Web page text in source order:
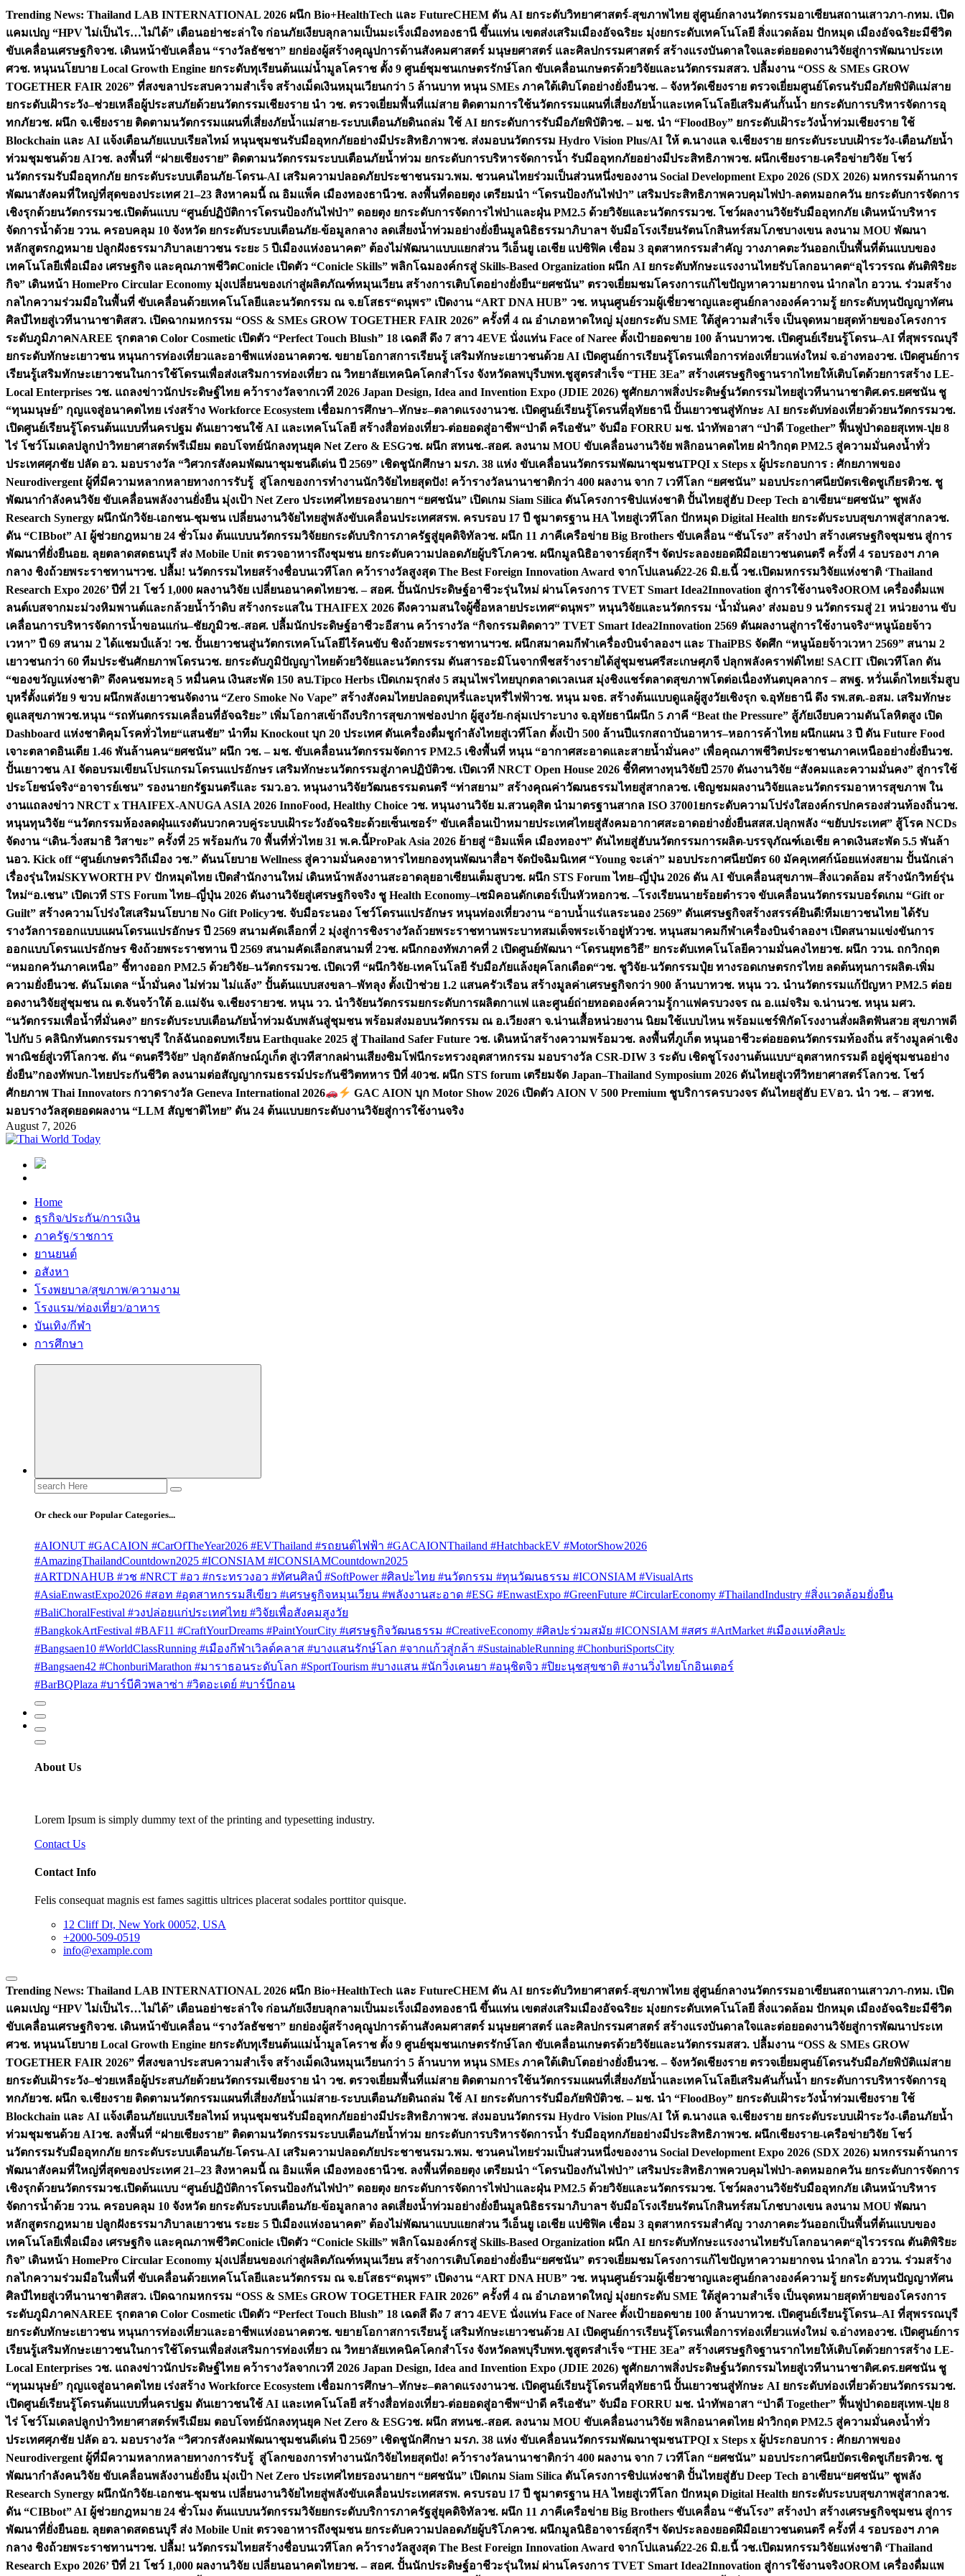
Skip
content
Trending News: Thailand LAB INTERNATIONAL 2026 ผนึก Bio+HealthTech และ FutureCHEM ดัน AI ยกระดับวิทยาศาสตร์-สุขภาพไทย สู่ศูนย์กลางนวัตกรรมอาเซียนสถานเสาวภา-กทม. เปิด
แคมเปญ “HPV ไม่เป็นไร…ไม่ได้” เตือนอย่าชะล่าใจ ก่อนภัยเงียบลุกลามเป็นมะเร็งเมืองทองธานี ขึ้นแท่น เขตส่งเสริมเมืองอัจฉริยะ มุ่งยกระดับเทคโนโลยี สิ่งแวดล้อม ปักหมุด เมืองอัจฉริยะมีชีวิต
ขับเคลื่อนเศรษฐกิจวช. เดินหน้าขับเคลื่อน “รางวัลธัชชา” ยกย่องผู้สร้างคุณูปการด้านสังคมศาสตร์ มนุษยศาสตร์ และศิลปกรรมศาสตร์ สร้างแรงบันดาลใจและต่อยอดงานวิจัยสู่การพัฒนาประเท
ศวช. หนุนนโยบาย Local Growth Engine ยกระดับทุเรียนต้นแม่น้ำมูลโคราช ตั้ง 9 ศูนย์ชุมชนเกษตรรักษ์โลก ขับเคลื่อนเกษตรด้วยวิจัยและนวัตกรรมสสว. ปลื้มงาน “OSS & SMEs GROW
TOGETHER FAIR 2026” ที่สงขลาประสบความสำเร็จ สร้างเม็ดเงินหมุนเวียนกว่า 5 ล้านบาท หนุน SMEs ภาคใต้เติบโตอย่างยั่งยืนวช. – จังหวัดเชียงราย ตรวจเยี่ยมศูนย์โดรนรับมือภัยพิบัติแม่สาย
ยกระดับเฝ้าระวัง–ช่วยเหลือผู้ประสบภัยด้วยนวัตกรรมเชียงราย นำ วช. ตรวจเยี่ยมพื้นที่แม่สาย ติดตามการใช้นวัตกรรมแผนที่เสี่ยงภัยน้ำและเทคโนโลยีเสริมคันกั้นน้ำ ยกระดับการบริหารจัดการอุ
ทกภัยวช. ผนึก จ.เชียงราย ติดตามนวัตกรรมแผนที่เสี่ยงภัยน้ำแม่สาย-ระบบเตือนภัยดินถล่ม ใช้ AI ยกระดับการรับมือภัยพิบัติวช. – มช. นำ “FloodBoy” ยกระดับเฝ้าระวังน้ำท่วมเชียงราย ใช้
Blockchain และ AI แจ้งเตือนภัยแบบเรียลไทม์ หนุนชุมชนรับมืออุทกภัยอย่างมีประสิทธิภาพวช. ส่งมอบนวัตกรรม Hydro Vision Plus/AI ให้ ต.นางแล จ.เชียงราย ยกระดับระบบเฝ้าระวัง-เตือนภัยน้ำ
ท่วมชุมชนด้วย AIวช. ลงพื้นที่ “ฝายเชียงราย” ติดตามนวัตกรรมระบบเตือนภัยน้ำท่วม ยกระดับการบริหารจัดการน้ำ รับมืออุทกภัยอย่างมีประสิทธิภาพวช. ผนึกเชียงราย-เครือข่ายวิจัย โชว์
นวัตกรรมรับมืออุทกภัย ยกระดับระบบเตือนภัย-โดรน-AI เสริมความปลอดภัยประชาชนรมว.พม. ชวนคนไทยร่วมเป็นส่วนหนึ่งของงาน Social Development Expo 2026 (SDX 2026) มหกรรมด้านการ
พัฒนาสังคมที่ใหญ่ที่สุดของประเทศ 21–23 สิงหาคมนี้ ณ อิมแพ็ค เมืองทองธานีวช. ลงพื้นที่ดอยตุง เตรียมนำ “โดรนป้องกันไฟป่า” เสริมประสิทธิภาพควบคุมไฟป่า-ลดหมอกควัน ยกระดับการจัดการ
เชิงรุกด้วยนวัตกรรมวช.เปิดต้นแบบ “ศูนย์ปฏิบัติการโดรนป้องกันไฟป่า” ดอยตุง ยกระดับการจัดการไฟป่าและฝุ่น PM2.5 ด้วยวิจัยและนวัตกรรมวช. โชว์ผลงานวิจัยรับมืออุทกภัย เดินหน้าบริหาร
จัดการน้ำด้วย ววน. ครอบคลุม 10 จังหวัด ยกระดับระบบเตือนภัย-ข้อมูลกลาง ลดเสี่ยงน้ำท่วมอย่างยั่งยืนมูลนิธิธรรมาภิบาลฯ จับมือโรงเรียนรัตนโกสินทร์สมโภชบางเขน ลงนาม MOU พัฒนา
หลักสูตรกฎหมาย ปลูกฝังธรรมาภิบาลเยาวชน ระยะ 5 ปีเมืองแห่งอนาคต” ต้องไม่พัฒนาแบบแยกส่วน วีเอ็นยู เอเชีย แปซิฟิค เชื่อม 3 อุตสาหกรรมสำคัญ วางภาคตะวันออกเป็นพื้นที่ต้นแบบของ
เทคโนโลยีเพื่อเมือง เศรษฐกิจ และคุณภาพชีวิตConicle เปิดตัว “Conicle Skills” พลิกโฉมองค์กรสู่ Skills-Based Organization ผนึก AI ยกระดับทักษะแรงงานไทยรับโลกอนาคต“อุไรวรรณ ตันติพิริยะ
กิจ” เดินหน้า HomePro Circular Economy มุ่งเปลี่ยนของเก่าสู่ผลิตภัณฑ์หมุนเวียน สร้างการเติบโตอย่างยั่งยืน“ยศชนัน” ตรวจเยี่ยมชมโครงการแก้ไขปัญหาความยากจน นำกลไก อววน. ร่วมสร้าง
กลไกความร่วมมือในพื้นที่ ขับเคลื่อนด้วยเทคโนโลยีและนวัตกรรม ณ จ.ยโสธร“ดนุพร” เปิดงาน “ART DNA HUB” วช. หนุนศูนย์รวมผู้เชี่ยวชาญและศูนย์กลางองค์ความรู้ ยกระดับทุนปัญญาทัศน
ศิลป์ไทยสู่เวทีนานาชาติสสว. เปิดฉากมหกรรม “OSS & SMEs GROW TOGETHER FAIR 2026” ครั้งที่ 4 ณ อำเภอหาดใหญ่ มุ่งยกระดับ SME ใต้สู่ความสำเร็จ เป็นจุดหมายสุดท้ายของโครงการ
ระดับภูมิภาคNAREE รุกตลาด Color Cosmetic เปิดตัว “Perfect Touch Blush” 18 เฉดสี ดึง 7 สาว 4EVE นั่งแท่น Face of Naree ตั้งเป้ายอดขาย 100 ล้านบาทวช. เปิดศูนย์เรียนรู้โดรน–AI ที่สุพรรณบุรี
ยกระดับทักษะเยาวชน หนุนการท่องเที่ยวและอาชีพแห่งอนาคตวช. ขยายโอกาสการเรียนรู้ เสริมทักษะเยาวชนด้วย AI เปิดศูนย์การเรียนรู้โดรนเพื่อการท่องเที่ยวแห่งใหม่ จ.อ่างทองวช. เปิดศูนย์การ
เรียนรู้เสริมทักษะเยาวชนในการใช้โดรนเพื่อส่งเสริมการท่องเที่ยว ณ วิทยาลัยเทคนิคโคกสำโรง จังหวัดลพบุรีบพท.ชูสูตรสำเร็จ “THE 3Ea” สร้างเศรษฐกิจฐานรากไทยให้เติบโตด้วยการสร้าง LE-
Local Enterprises วช. แถลงข่าวนักประดิษฐ์ไทย คว้ารางวัลจากเวที 2026 Japan Design, Idea and Invention Expo (JDIE 2026) ชูศักยภาพสิ่งประดิษฐ์นวัตกรรมไทยสู่เวทีนานาชาติศ.ดร.ยศชนัน ชู
“ทุนมนุษย์” กุญแจสู่อนาคตไทย เร่งสร้าง Workforce Ecosystem เชื่อมการศึกษา–ทักษะ–ตลาดแรงงานวช. เปิดศูนย์เรียนรู้โดรนที่อุทัยธานี ปั้นเยาวชนสู่ทักษะ AI ยกระดับท่องเที่ยวด้วยนวัตกรรมวช.
เปิดศูนย์เรียนรู้โดรนต้นแบบที่นครปฐม ดันเยาวชนใช้ AI และเทคโนโลยี สร้างสื่อท่องเที่ยว-ต่อยอดสู่อาชีพ“ป่าดี ครีเอชัน” จับมือ FORRU มช. นำทัพอาสา “ป่าดี Together” ฟื้นฟูป่าดอยสุเทพ-ปุย 8
ไร่ โชว์โมเดลปลูกป่าวิทยาศาสตร์พรีเมียม ตอบโจทย์นักลงทุนยุค Net Zero & ESGวช. ผนึก สทนช.-สอศ. ลงนาม MOU ขับเคลื่อนงานวิจัย พลิกอนาคตไทย ฝ่าวิกฤต PM2.5 สู่ความมั่นคงน้ำทั่ว
ประเทศศุภชัย ปลัด อว. มอบรางวัล “วิศวกรสังคมพัฒนาชุมชนดีเด่น ปี 2569” เชิดชูนักศึกษา มรภ. 38 แห่ง ขับเคลื่อนนวัตกรรมพัฒนาชุมชนTPQI x Steps x ผู้ประกอบการ : ศักยภาพของ
Neurodivergent ผู้ที่มีความหลากหลายทางการรับรู้ สู่โลกของการทำงานนักวิจัยไทยสุดปัง! คว้ารางวัลนานาชาติกว่า 400 ผลงาน จาก 7 เวทีโลก “ยศชนัน” มอบประกาศนียบัตรเชิดชูเกียรติวช. ชู
พัฒนากำลังคนวิจัย ขับเคลื่อนพลังงานยั่งยืน มุ่งเป้า Net Zero ประเทศไทยรองนายกฯ “ยศชนัน” เปิดเกม Siam Silica ดันโครงการชิปแห่งชาติ ปั้นไทยสู่ฮับ Deep Tech อาเซียน“ยศชนัน” ชูพลัง
Research Synergy ผนึกนักวิจัย-เอกชน-ชุมชน เปลี่ยนงานวิจัยไทยสู่พลังขับเคลื่อนประเทศสรพ. ครบรอบ 17 ปี ชูมาตรฐาน HA ไทยสู่เวทีโลก ปักหมุด Digital Health ยกระดับระบบสุขภาพสู่สากลวช.
ดัน “CIBbot” AI ผู้ช่วยกฎหมาย 24 ชั่วโมง ต้นแบบนวัตกรรมวิจัยยกระดับบริการภาครัฐสู่ยุคดิจิทัลวช. ผนึก 11 ภาคีเครือข่าย Big Brothers ขับเคลื่อน “ชันโรง” สร้างป่า สร้างเศรษฐกิจชุมชน สู่การ
พัฒนาที่ยั่งยืนอย. ลุยตลาดสดธนบุรี ส่ง Mobile Unit ตรวจอาหารถึงชุมชน ยกระดับความปลอดภัยผู้บริโภควช. ผนึกมูลนิธิอาจารย์สุกรีฯ จัดประลองยอดฝีมือเยาวชนดนตรี ครั้งที่ 4 รอบรองฯ ภาค
กลาง ชิงถ้วยพระราชทานฯวช. ปลื้ม! นวัตกรรมไทยสร้างชื่อบนเวทีโลก คว้ารางวัลสูงสุด The Best Foreign Innovation Award จากโปแลนด์22-26 มิ.ย.นี้ วช.เปิดมหกรรมวิจัยแห่งชาติ ‘Thailand
Research Expo 2026’ ปีที่ 21 โชว์ 1,000 ผลงานวิจัย เปลี่ยนอนาคตไทยวช. – สอศ. ปั้นนักประดิษฐ์อาชีวะรุ่นใหม่ ผ่านโครงการ TVET Smart Idea2Innovation สู่การใช้งานจริงOROM เครื่องดื่มแพ
ลนต์เบสจากมะม่วงหิมพานต์และกล้วยน้ำว้าดิบ สร้างกระแสใน THAIFEX 2026 ดึงความสนใจผู้ซื้อหลายประเทศ“ดนุพร” หนุนวิจัยและนวัตกรรม ‘น้ำมั่นคง’ ส่งมอบ 9 นวัตกรรมสู่ 21 หน่วยงาน ขับ
เคลื่อนการบริหารจัดการน้ำขอนแก่น–ชัยภูมิวช.-สอศ. ปลื้มนักประดิษฐ์อาชีวะอีสาน คว้ารางวัล “กิจกรรมติดดาว” TVET Smart Idea2Innovation 2569 ดันผลงานสู่การใช้งานจริง“หนูน้อยจ้าว
เวหา” ปี 69 สนาม 2 ได้แชมป์แล้ว! วช. ปั้นเยาวชนสู่นวัตกรเทคโนโลยีไร้คนขับ ชิงถ้วยพระราชทานฯวช. ผนึกสมาคมกีฬาเครื่องบินจำลองฯ และ ThaiPBS จัดศึก “หนูน้อยจ้าวเวหา 2569” สนาม 2
เยาวชนกว่า 60 ทีมประชันศักยภาพโดรนวช. ยกระดับภูมิปัญญาไทยด้วยวิจัยและนวัตกรรม ดันสารอะมิโนจากพืชสร้างรายได้สู่ชุมชนศรีสะเกษศุภจี ปลุกพลังคราฟต์ไทย! SACIT เปิดเวทีโลก ดัน
“ของขวัญแห่งชาติ” ดึงคนชมทะลุ 5 หมื่นคน เงินสะพัด 150 ลบ.Tipco Herbs เปิดเกมรุกส่ง 5 สมุนไพรไทยบุกตลาดเวลเนส มุ่งชิงแชร์ตลาดสุขภาพโตต่อเนื่องทันตบุคลากร – สพฐ. หวั่นเด็กไทยเริ่มสูบ
บุหรี่ตั้งแต่วัย 9 ขวบ ผนึกพลังเยาวชนจัดงาน “Zero Smoke No Vape” สร้างสังคมไทยปลอดบุหรี่และบุหรี่ไฟฟ้าวช. หนุน มจธ. สร้างต้นแบบดูแลผู้สูงวัยเชิงรุก จ.อุทัยธานี ดึง รพ.สต.-อสม. เสริมทักษะ
ดูแลสุขภาพวช.หนุน “รถทันตกรรมเคลื่อนที่อัจฉริยะ” เพิ่มโอกาสเข้าถึงบริการสุขภาพช่องปาก ผู้สูงวัย-กลุ่มเปราะบาง จ.อุทัยธานีผนึก 5 ภาคี “Beat the Pressure” สู้ภัยเงียบความดันโลหิตสูง เปิด
Dashboard แห่งชาติคุมโรคทั่วไทย“แสนชัย” นำทีม Knockout บุก 20 ประเทศ ดันเครื่องดื่มชูกำลังไทยสู่เวทีโลก ตั้งเป้า 500 ล้านปีแรกสถาบันอาหาร–หอการค้าไทย ผนึกแผน 3 ปี ดัน Future Food
เจาะตลาดอินเดีย 1.46 พันล้านคน“ยศชนัน” ผนึก วช. – มช. ขับเคลื่อนนวัตกรรมจัดการ PM2.5 เชิงพื้นที่ หนุน “อากาศสะอาดและสายน้ำมั่นคง” เพื่อคุณภาพชีวิตประชาชนภาคเหนืออย่างยั่งยืนวช.
ปั้นเยาวชน AI จัดอบรมเขียนโปรแกรมโดรนแปรอักษร เสริมทักษะนวัตกรรมสู่ภาคปฏิบัติวช. เปิดเวที NRCT Open House 2026 ชี้ทิศทางทุนวิจัยปี 2570 ดันงานวิจัย “สังคมและความมั่นคง” สู่การใช้
ประโยชน์จริง“อาจารย์เชน” รองนายกรัฐมนตรีและ รมว.อว. หนุนงานวิจัยวัฒนธรรมดนตรี “ท่าสยาม” สร้างคุณค่าวัฒนธรรมไทยสู่สากลวช. เชิญชมผลงานวิจัยและนวัตกรรมอาหารสุขภาพ ใน
งานแถลงข่าว NRCT x THAIFEX-ANUGA ASIA 2026 InnoFood, Healthy Choice วช. หนุนงานวิจัย ม.สวนดุสิต นำมาตรฐานสากล ISO 37001ยกระดับความโปร่งใสองค์กรปกครองส่วนท้องถิ่นวช.
หนุนทุนวิจัย “นวัตกรรมห้องลดฝุ่นแรงดันบวกควบคู่ระบบเฝ้าระวังอัจฉริยะด้วยเซ็นเซอร์” ขับเคลื่อนเป้าหมายประเทศไทยสู่สังคมอากาศสะอาดอย่างยั่งยืนสสส.ปลุกพลัง “ขยับประเทศ” สู้โรค NCDs
จัดงาน “เดิน-วิ่งสมาธิ วิสาขะ” ครั้งที่ 25 พร้อมกัน 70 พื้นที่ทั่วไทย 31 พ.ค.นี้ProPak Asia 2026 ย้ายสู่ “อิมแพ็ค เมืองทองฯ” ดันไทยสู่ฮับนวัตกรรมการผลิต-บรรจุภัณฑ์เอเชีย คาดเงินสะพัด 5.5 พันล้า
นอว. Kick off “ศูนย์เกษตรวิถีเมือง วช.” ดันนโยบาย Wellness สู่ความมั่นคงอาหารไทยกองทุนพัฒนาสื่อฯ จัดปัจฉิมนิเทศ “Young จะเล่า” มอบประกาศนียบัตร 60 มัคคุเทศก์น้อยแห่งสยาม ปั้นนักเล่า
เรื่องรุ่นใหม่SKYWORTH PV ปักหมุดไทย เปิดสำนักงานใหม่ เดินหน้าพลังงานสะอาดลุยอาเซียนเต็มสูบวช. ผนึก STS Forum ไทย–ญี่ปุ่น 2026 ดัน AI ขับเคลื่อนสุขภาพ–สิ่งแวดล้อม สร้างนักวิทย์รุ่น
ใหม่“อ.เชน” เปิดเวที STS Forum ไทย–ญี่ปุ่น 2026 ดันงานวิจัยสู่เศรษฐกิจจริง ชู Health Economy–เซมิคอนดักเตอร์เป็นหัวหอกวช. –โรงเรียนนายร้อยตำรวจ ขับเคลื่อนนวัตกรรมบอร์ดเกม “Gift or
Guilt” สร้างความโปร่งใสเสริมนโยบาย No Gift Policyวช. จับมือระนอง โชว์โดรนแปรอักษร หนุนท่องเที่ยวงาน “อาบน้ำแร่แลระนอง 2569” ดันเศรษฐกิจสร้างสรรค์ยินดี!ทีมเยาวชนไทย ได้รับ
รางวัลการออกแบบแผนโดรนแปรอักษร ปี 2569 สนามคัดเลือกที่ 2 มุ่งสู่การชิงรางวัลถ้วยพระราชทานพระบาทสมเด็จพระเจ้าอยู่หัววช. หนุนสมาคมกีฬาเครื่องบินจำลองฯ เปิดสนามแข่งขันการ
ออกแบบโดรนแปรอักษร ชิงถ้วยพระราชทาน ปี 2569 สนามคัดเลือกสนามที่ 2วช. ผนึกกองทัพภาคที่ 2 เปิดศูนย์พัฒนา “โดรนยุทธวิธี” ยกระดับเทคโนโลยีความมั่นคงไทยวช. ผนึก ววน. ถกวิกฤต
“หมอกควันภาคเหนือ” ชี้ทางออก PM2.5 ด้วยวิจัย–นวัตกรรมวช. เปิดเวที “ผนึกวิจัย-เทคโนโลยี รับมือภัยแล้งยุคโลกเดือด“วช. ชูวิจัย-นวัตกรรมปุ๋ย ทางรอดเกษตรกรไทย ลดต้นทุนการผลิต-เพิ่ม
ความยั่งยืนวช. ดันโมเดล “น้ำมั่นคง ไม่ท่วม ไม่แล้ง” ปั้นต้นแบบสงขลา–พัทลุง ตั้งเป้าช่วย 1.2 แสนครัวเรือน สร้างมูลค่าเศรษฐกิจกว่า 900 ล้านบาทวช. หนุน วว. นำนวัตกรรมแก้ปัญหา PM2.5 ต่อย
อดงานวิจัยสู่ชุมชน ณ ต.จันจว้าใต้ อ.แม่จัน จ.เชียงรายวช. หนุน วว. นำวิจัยนวัตกรรมยกระดับการผลิตกาแฟ และศูนย์ถ่ายทอดองค์ความรู้กาแฟครบวงจร ณ อ.แม่จริม จ.น่านวช. หนุน มศว.
“นวัตกรรมเพื่อน้ำที่มั่นคง” ยกระดับระบบเตือนภัยน้ำท่วมฉับพลันสู่ชุมชน พร้อมส่งมอบนวัตกรรม ณ อ.เวียงสา จ.น่านเสื้อหน่วยงาน นิยมใช้แบบไหน พร้อมแชร์พิกัดโรงงานสั่งผลิตฟันสวย สุขภาพดี
ไปกับ 5 คลินิกทันตกรรมราชบุรี ใกล้ฉันถอดบทเรียน Earthquake 2025 สู่ Thailand Safer Future วช. เดินหน้าสร้างความพร้อมวช. ลงพื้นที่ภูเก็ต หนุนอาชีวะต่อยอดนวัตกรรมท้องถิ่น สร้างมูลค่าเชิง
พาณิชย์สู่เวทีโลกวช. ดัน “ดนตรีวิจัย” ปลุกอัตลักษณ์ภูเก็ต สู่เวทีสากลผ่านเสียงซิมโฟนีกระทรวงอุตสาหกรรม มอบรางวัล CSR-DIW 3 ระดับ เชิดชูโรงงานต้นแบบ“อุตสาหกรรมดี อยู่คู่ชุมชนอย่าง
ยั่งยืน”กองทัพบก-ไทยประกันชีวิต ลงนามต่อสัญญากรมธรรม์ประกันชีวิตทหาร ปีที่ 40วช. ผนึก STS forum เตรียมจัด Japan–Thailand Symposium 2026 ดันไทยสู่เวทีวิทยาศาสตร์โลกวช. โชว์
ศักยภาพ Thai Innovators กวาดรางวัล Geneva International 2026
GAC AION บุก Motor Show 2026 เปิดตัว AION V 500 Premium ชูบริการครบวงจร ดันไทยสู่ฮับ EVอว. นำ วช. – สวทช.
มอบรางวัลสุดยอดผลงาน “LLM สัญชาติไทย” ดัน 24 ต้นแบบยกระดับงานวิจัยสู่การใช้งานจริง
August 7, 2026
Home
ธุรกิจ/ประกัน/การเงิน
ภาครัฐ/ราชการ
ยานยนต์
อสังหา
โรงพยบาล/สุขภาพ/ความงาม
โรงแรม/ท่องเที่ยว/อาหาร
บันเทิง/กีฬา
การศึกษา
Search
for:
Or check our Popular Categories...
#AIONUT #GACAION #CarOfTheYear2026 #EVThailand #รถยนต์ไฟฟ้า #GACAIONThailand #HatchbackEV #MotorShow2026
#AmazingThailandCountdown2025 #ICONSIAM #ICONSIAMCountdown2025
#ARTDNAHUB #วช #NRCT #อว #กระทรวงอว #ทัศนศิลป์ #SoftPower #ศิลปะไทย #นวัตกรรม #ทุนวัฒนธรรม #ICONSIAM #VisualArts
#AsiaEnwastExpo2026 #สอท #อุตสาหกรรมสีเขียว #เศรษฐกิจหมุนเวียน #พลังงานสะอาด #ESG #EnwastExpo #GreenFuture #CircularEconomy #ThailandIndustry #สิ่งแวดล้อมยั่งยืน
#BaliChoralFestival #วงปล่อยแก่ประเทศไทย #วิจัยเพื่อสังคมสูงวัย
#BangkokArtFestival #BAF11 #CraftYourDreams #PaintYourCity #เศรษฐกิจวัฒนธรรม #CreativeEconomy #ศิลปะร่วมสมัย #ICONSIAM #สศร #ArtMarket #เมืองแห่งศิลปะ
#Bangsaen10 #WorldClassRunning #เมืองกีฬาเวิลด์คลาส #บางแสนรักษ์โลก #จากแก้วสู่กล้า #SustainableRunning #ChonburiSportsCity
#Bangsaen42 #ChonburiMarathon #มาราธอนระดับโลก #SportTourism #บางแสน #นักวิ่งเคนยา #อนุชิตจิว #ปิยะนุชสุขชาติ #งานวิ่งไทยโกอินเตอร์
#BarBQPlaza #บาร์บีคิวพลาซ่า #วิตอะเดย์ #บาร์บีกอน
About Us
Lorem Ipsum is simply dummy text of the printing and typesetting industry.
Contact Us
Contact Info
Felis consequat magnis est fames sagittis ultrices placerat sodales porttitor quisque.
12 Cliff Dt, New York 00052, USA
+2000-509-0519
info@example.com
Trending News: Thailand LAB INTERNATIONAL 2026 ผนึก Bio+HealthTech และ FutureCHEM ดัน AI ยกระดับวิทยาศาสตร์-สุขภาพไทย สู่ศูนย์กลางนวัตกรรมอาเซียนสถานเสาวภา-กทม. เปิด
แคมเปญ “HPV ไม่เป็นไร…ไม่ได้” เตือนอย่าชะล่าใจ ก่อนภัยเงียบลุกลามเป็นมะเร็งเมืองทองธานี ขึ้นแท่น เขตส่งเสริมเมืองอัจฉริยะ มุ่งยกระดับเทคโนโลยี สิ่งแวดล้อม ปักหมุด เมืองอัจฉริยะมีชีวิต
ขับเคลื่อนเศรษฐกิจวช. เดินหน้าขับเคลื่อน “รางวัลธัชชา” ยกย่องผู้สร้างคุณูปการด้านสังคมศาสตร์ มนุษยศาสตร์ และศิลปกรรมศาสตร์ สร้างแรงบันดาลใจและต่อยอดงานวิจัยสู่การพัฒนาประเท
ศวช. หนุนนโยบาย Local Growth Engine ยกระดับทุเรียนต้นแม่น้ำมูลโคราช ตั้ง 9 ศูนย์ชุมชนเกษตรรักษ์โลก ขับเคลื่อนเกษตรด้วยวิจัยและนวัตกรรมสสว. ปลื้มงาน “OSS & SMEs GROW
TOGETHER FAIR 2026” ที่สงขลาประสบความสำเร็จ สร้างเม็ดเงินหมุนเวียนกว่า 5 ล้านบาท หนุน SMEs ภาคใต้เติบโตอย่างยั่งยืนวช. – จังหวัดเชียงราย ตรวจเยี่ยมศูนย์โดรนรับมือภัยพิบัติแม่สาย
ยกระดับเฝ้าระวัง–ช่วยเหลือผู้ประสบภัยด้วยนวัตกรรมเชียงราย นำ วช. ตรวจเยี่ยมพื้นที่แม่สาย ติดตามการใช้นวัตกรรมแผนที่เสี่ยงภัยน้ำและเทคโนโลยีเสริมคันกั้นน้ำ ยกระดับการบริหารจัดการอุ
ทกภัยวช. ผนึก จ.เชียงราย ติดตามนวัตกรรมแผนที่เสี่ยงภัยน้ำแม่สาย-ระบบเตือนภัยดินถล่ม ใช้ AI ยกระดับการรับมือภัยพิบัติวช. – มช. นำ “FloodBoy” ยกระดับเฝ้าระวังน้ำท่วมเชียงราย ใช้
Blockchain และ AI แจ้งเตือนภัยแบบเรียลไทม์ หนุนชุมชนรับมืออุทกภัยอย่างมีประสิทธิภาพวช. ส่งมอบนวัตกรรม Hydro Vision Plus/AI ให้ ต.นางแล จ.เชียงราย ยกระดับระบบเฝ้าระวัง-เตือนภัยน้ำ
ท่วมชุมชนด้วย AIวช. ลงพื้นที่ “ฝายเชียงราย” ติดตามนวัตกรรมระบบเตือนภัยน้ำท่วม ยกระดับการบริหารจัดการน้ำ รับมืออุทกภัยอย่างมีประสิทธิภาพวช. ผนึกเชียงราย-เครือข่ายวิจัย โชว์
นวัตกรรมรับมืออุทกภัย ยกระดับระบบเตือนภัย-โดรน-AI เสริมความปลอดภัยประชาชนรมว.พม. ชวนคนไทยร่วมเป็นส่วนหนึ่งของงาน Social Development Expo 2026 (SDX 2026) มหกรรมด้านการ
พัฒนาสังคมที่ใหญ่ที่สุดของประเทศ 21–23 สิงหาคมนี้ ณ อิมแพ็ค เมืองทองธานีวช. ลงพื้นที่ดอยตุง เตรียมนำ “โดรนป้องกันไฟป่า” เสริมประสิทธิภาพควบคุมไฟป่า-ลดหมอกควัน ยกระดับการจัดการ
เชิงรุกด้วยนวัตกรรมวช.เปิดต้นแบบ “ศูนย์ปฏิบัติการโดรนป้องกันไฟป่า” ดอยตุง ยกระดับการจัดการไฟป่าและฝุ่น PM2.5 ด้วยวิจัยและนวัตกรรมวช. โชว์ผลงานวิจัยรับมืออุทกภัย เดินหน้าบริหาร
จัดการน้ำด้วย ววน. ครอบคลุม 10 จังหวัด ยกระดับระบบเตือนภัย-ข้อมูลกลาง ลดเสี่ยงน้ำท่วมอย่างยั่งยืนมูลนิธิธรรมาภิบาลฯ จับมือโรงเรียนรัตนโกสินทร์สมโภชบางเขน ลงนาม MOU พัฒนา
หลักสูตรกฎหมาย ปลูกฝังธรรมาภิบาลเยาวชน ระยะ 5 ปีเมืองแห่งอนาคต” ต้องไม่พัฒนาแบบแยกส่วน วีเอ็นยู เอเชีย แปซิฟิค เชื่อม 3 อุตสาหกรรมสำคัญ วางภาคตะวันออกเป็นพื้นที่ต้นแบบของ
เทคโนโลยีเพื่อเมือง เศรษฐกิจ และคุณภาพชีวิตConicle เปิดตัว “Conicle Skills” พลิกโฉมองค์กรสู่ Skills-Based Organization ผนึก AI ยกระดับทักษะแรงงานไทยรับโลกอนาคต“อุไรวรรณ ตันติพิริยะ
กิจ” เดินหน้า HomePro Circular Economy มุ่งเปลี่ยนของเก่าสู่ผลิตภัณฑ์หมุนเวียน สร้างการเติบโตอย่างยั่งยืน“ยศชนัน” ตรวจเยี่ยมชมโครงการแก้ไขปัญหาความยากจน นำกลไก อววน. ร่วมสร้าง
กลไกความร่วมมือในพื้นที่ ขับเคลื่อนด้วยเทคโนโลยีและนวัตกรรม ณ จ.ยโสธร“ดนุพร” เปิดงาน “ART DNA HUB” วช. หนุนศูนย์รวมผู้เชี่ยวชาญและศูนย์กลางองค์ความรู้ ยกระดับทุนปัญญาทัศน
ศิลป์ไทยสู่เวทีนานาชาติสสว. เปิดฉากมหกรรม “OSS & SMEs GROW TOGETHER FAIR 2026” ครั้งที่ 4 ณ อำเภอหาดใหญ่ มุ่งยกระดับ SME ใต้สู่ความสำเร็จ เป็นจุดหมายสุดท้ายของโครงการ
ระดับภูมิภาคNAREE รุกตลาด Color Cosmetic เปิดตัว “Perfect Touch Blush” 18 เฉดสี ดึง 7 สาว 4EVE นั่งแท่น Face of Naree ตั้งเป้ายอดขาย 100 ล้านบาทวช. เปิดศูนย์เรียนรู้โดรน–AI ที่สุพรรณบุรี
ยกระดับทักษะเยาวชน หนุนการท่องเที่ยวและอาชีพแห่งอนาคตวช. ขยายโอกาสการเรียนรู้ เสริมทักษะเยาวชนด้วย AI เปิดศูนย์การเรียนรู้โดรนเพื่อการท่องเที่ยวแห่งใหม่ จ.อ่างทองวช. เปิดศูนย์การ
เรียนรู้เสริมทักษะเยาวชนในการใช้โดรนเพื่อส่งเสริมการท่องเที่ยว ณ วิทยาลัยเทคนิคโคกสำโรง จังหวัดลพบุรีบพท.ชูสูตรสำเร็จ “THE 3Ea” สร้างเศรษฐกิจฐานรากไทยให้เติบโตด้วยการสร้าง LE-
Local Enterprises วช. แถลงข่าวนักประดิษฐ์ไทย คว้ารางวัลจากเวที 2026 Japan Design, Idea and Invention Expo (JDIE 2026) ชูศักยภาพสิ่งประดิษฐ์นวัตกรรมไทยสู่เวทีนานาชาติศ.ดร.ยศชนัน ชู
“ทุนมนุษย์” กุญแจสู่อนาคตไทย เร่งสร้าง Workforce Ecosystem เชื่อมการศึกษา–ทักษะ–ตลาดแรงงานวช. เปิดศูนย์เรียนรู้โดรนที่อุทัยธานี ปั้นเยาวชนสู่ทักษะ AI ยกระดับท่องเที่ยวด้วยนวัตกรรมวช.
เปิดศูนย์เรียนรู้โดรนต้นแบบที่นครปฐม ดันเยาวชนใช้ AI และเทคโนโลยี สร้างสื่อท่องเที่ยว-ต่อยอดสู่อาชีพ“ป่าดี ครีเอชัน” จับมือ FORRU มช. นำทัพอาสา “ป่าดี Together” ฟื้นฟูป่าดอยสุเทพ-ปุย 8
ไร่ โชว์โมเดลปลูกป่าวิทยาศาสตร์พรีเมียม ตอบโจทย์นักลงทุนยุค Net Zero & ESGวช. ผนึก สทนช.-สอศ. ลงนาม MOU ขับเคลื่อนงานวิจัย พลิกอนาคตไทย ฝ่าวิกฤต PM2.5 สู่ความมั่นคงน้ำทั่ว
ประเทศศุภชัย ปลัด อว. มอบรางวัล “วิศวกรสังคมพัฒนาชุมชนดีเด่น ปี 2569” เชิดชูนักศึกษา มรภ. 38 แห่ง ขับเคลื่อนนวัตกรรมพัฒนาชุมชนTPQI x Steps x ผู้ประกอบการ : ศักยภาพของ
Neurodivergent ผู้ที่มีความหลากหลายทางการรับรู้ สู่โลกของการทำงานนักวิจัยไทยสุดปัง! คว้ารางวัลนานาชาติกว่า 400 ผลงาน จาก 7 เวทีโลก “ยศชนัน” มอบประกาศนียบัตรเชิดชูเกียรติวช. ชู
พัฒนากำลังคนวิจัย ขับเคลื่อนพลังงานยั่งยืน มุ่งเป้า Net Zero ประเทศไทยรองนายกฯ “ยศชนัน” เปิดเกม Siam Silica ดันโครงการชิปแห่งชาติ ปั้นไทยสู่ฮับ Deep Tech อาเซียน“ยศชนัน” ชูพลัง
Research Synergy ผนึกนักวิจัย-เอกชน-ชุมชน เปลี่ยนงานวิจัยไทยสู่พลังขับเคลื่อนประเทศสรพ. ครบรอบ 17 ปี ชูมาตรฐาน HA ไทยสู่เวทีโลก ปักหมุด Digital Health ยกระดับระบบสุขภาพสู่สากลวช.
ดัน “CIBbot” AI ผู้ช่วยกฎหมาย 24 ชั่วโมง ต้นแบบนวัตกรรมวิจัยยกระดับบริการภาครัฐสู่ยุคดิจิทัลวช. ผนึก 11 ภาคีเครือข่าย Big Brothers ขับเคลื่อน “ชันโรง” สร้างป่า สร้างเศรษฐกิจชุมชน สู่การ
พัฒนาที่ยั่งยืนอย. ลุยตลาดสดธนบุรี ส่ง Mobile Unit ตรวจอาหารถึงชุมชน ยกระดับความปลอดภัยผู้บริโภควช. ผนึกมูลนิธิอาจารย์สุกรีฯ จัดประลองยอดฝีมือเยาวชนดนตรี ครั้งที่ 4 รอบรองฯ ภาค
กลาง ชิงถ้วยพระราชทานฯวช. ปลื้ม! นวัตกรรมไทยสร้างชื่อบนเวทีโลก คว้ารางวัลสูงสุด The Best Foreign Innovation Award จากโปแลนด์22-26 มิ.ย.นี้ วช.เปิดมหกรรมวิจัยแห่งชาติ ‘Thailand
Research Expo 2026’ ปีที่ 21 โชว์ 1,000 ผลงานวิจัย เปลี่ยนอนาคตไทยวช. – สอศ. ปั้นนักประดิษฐ์อาชีวะรุ่นใหม่ ผ่านโครงการ TVET Smart Idea2Innovation สู่การใช้งานจริงOROM เครื่องดื่มแพ